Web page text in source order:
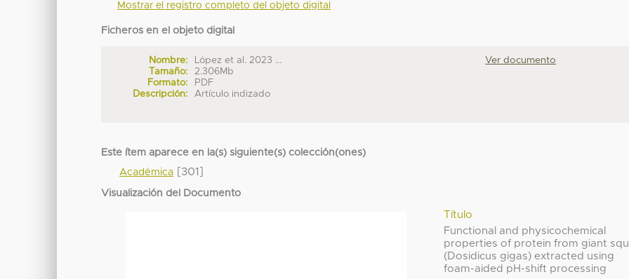
Mostrar el registro completo del objeto digital
Ficheros en el objeto digital
Nombre:
López et al. 2023 ...
Tamaño:
2.306Mb
Formato:
PDF
Descripción:
Artículo indizado
Ver documento
Este ítem aparece en la(s) siguiente(s) colección(ones)
Académica [301]
Visualización del Documento
Título
Functional and physicochemical
properties of protein from giant
(Dosidicus gigas) extracted using
foam-aided pH-shift processing